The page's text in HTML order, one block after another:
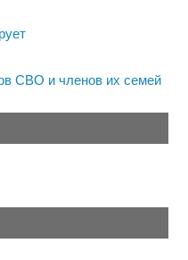
СВО и членов их семей